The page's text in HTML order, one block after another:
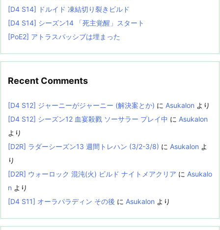
[D4 S14] ドルイド 凍結切り裂きビルド
[D4 S14] シーズン14 「死主覚醒」スタート
[PoE2] アトラスパッシブは埋まった
Recent Comments
[D4 S12] ジャーニーがジャーニー (解決案とか) に Asukalon より
[D4 S12] シーズン12 血宴殺戮 ソーサラー プレイ中 に Asukalon
より
[D2R] ラダーシーズン13 週間トレハン (3/2-3/8) に Asukalon よ
り
[D2R] ウォーロック 混沌(火) ビルド ナイトメアクリア に Asukalo
n より
[D4 S11] オーラパラディン その後 に Asukalon より